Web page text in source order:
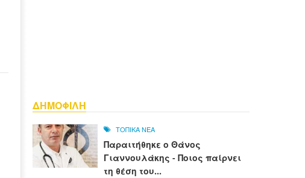
ΔΗΜΟΦΙΛΗ
ΤΟΠΙΚΑ ΝΕΑ
Παραιτήθηκε ο Θάνος
Γιαννουλάκης - Ποιος παίρνει
τη θέση του...